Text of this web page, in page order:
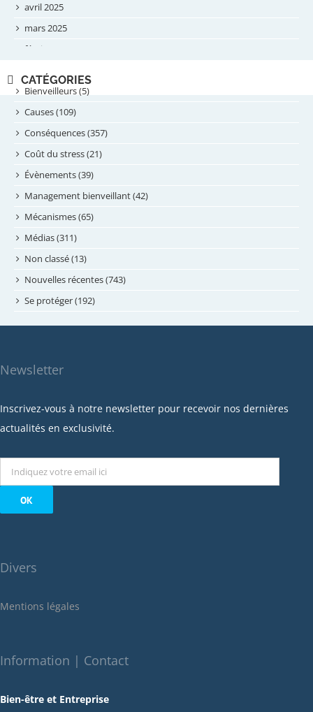
avril 2025
mars 2025
février 2025
septembre 2024
août 2024
juillet 2024
juin 2024
mai 2024
avril 2024
février 2024
janvier 2024
novembre 2023
octobre 2023
septembre 2023
mars 2023
janvier 2023
décembre 2022
octobre 2022
septembre 2022
août 2022
mai 2022
décembre 2021
octobre 2021
juillet 2021
CATÉGORIES
Bienveilleurs (5)
Causes (109)
Conséquences (357)
Coût du stress (21)
Évènements (39)
Management bienveillant (42)
Mécanismes (65)
Médias (311)
Non classé (13)
Nouvelles récentes (743)
Se protéger (192)
Newsletter
Inscrivez-vous à notre newsletter pour recevoir nos dernières
actualités en exclusivité.
Divers
Mentions légales
Information | Contact
Bien-être et Entreprise